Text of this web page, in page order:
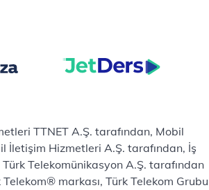
TTNET A.Ş. tarafından, Mobil
İletişim Hizmetleri A.Ş. tarafından, İş
Telekomünikasyon A.Ş. tarafından
markası, Türk Telekom Grubu